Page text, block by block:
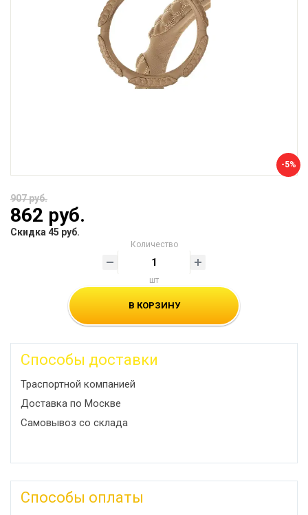
-5%
907 руб.
862 руб.
Скидка 45 руб.
Количество
шт
В КОРЗИНУ
Способы доставки
Траспортной компанией
Доставка по Москве
Самовывоз со склада
Способы оплаты